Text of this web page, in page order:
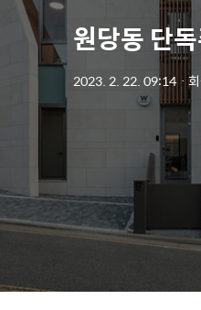
원당동 단
2023. 2. 22. 09:14ㆍ